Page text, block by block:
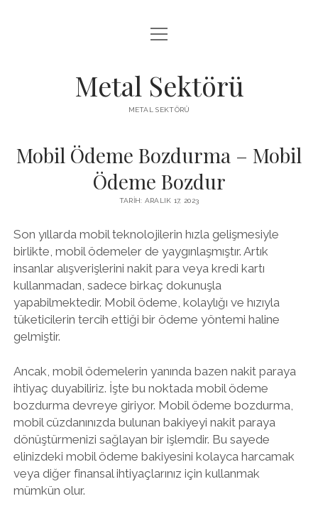
LISTE
SPOTIFY TAKIPÇI KAZANMA
menüyü
aç
Metal Sektörü
METAL SEKTÖRÜ
Mobil Ödeme Bozdurma – Mobil
Ödeme Bozdur
TARIH: ARALIK 17, 2023
Son yıllarda mobil teknolojilerin hızla gelişmesiyle
birlikte, mobil ödemeler de yaygınlaşmıştır. Artık
insanlar alışverişlerini nakit para veya kredi kartı
kullanmadan, sadece birkaç dokunuşla
yapabilmektedir. Mobil ödeme, kolaylığı ve hızıyla
tüketicilerin tercih ettiği bir ödeme yöntemi haline
gelmiştir.
Ancak, mobil ödemelerin yanında bazen nakit paraya
ihtiyaç duyabiliriz. İşte bu noktada mobil ödeme
bozdurma devreye giriyor. Mobil ödeme bozdurma,
mobil cüzdanınızda bulunan bakiyeyi nakit paraya
dönüştürmenizi sağlayan bir işlemdir. Bu sayede
elinizdeki mobil ödeme bakiyesini kolayca harcamak
veya diğer finansal ihtiyaçlarınız için kullanmak
mümkün olur.